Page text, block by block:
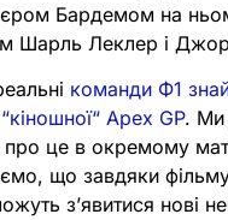
Бардемом на
Шарль Леклер і
команди Ф1
Apex GP. Ми
про це в окремому
що завдяки
зʼявитися нові